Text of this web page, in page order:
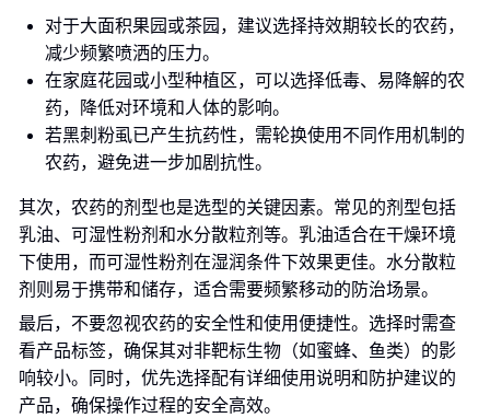
对于大面积果园或茶园，建议选择持效期较长的农药，
减少频繁喷洒的压力。
在家庭花园或小型种植区，可以选择低毒、易降解的农
药，降低对环境和人体的影响。
若黑刺粉虱已产生抗药性，需轮换使用不同作用机制的
农药，避免进一步加剧抗性。
其次，农药的剂型也是选型的关键因素。常见的剂型包括
乳油、可湿性粉剂和水分散粒剂等。乳油适合在干燥环境
下使用，而可湿性粉剂在湿润条件下效果更佳。水分散粒
剂则易于携带和储存，适合需要频繁移动的防治场景。
最后，不要忽视农药的安全性和使用便捷性。选择时需查
看产品标签，确保其对非靶标生物（如蜜蜂、鱼类）的影
响较小。同时，优先选择配有详细使用说明和防护建议的
产品，确保操作过程的安全高效。